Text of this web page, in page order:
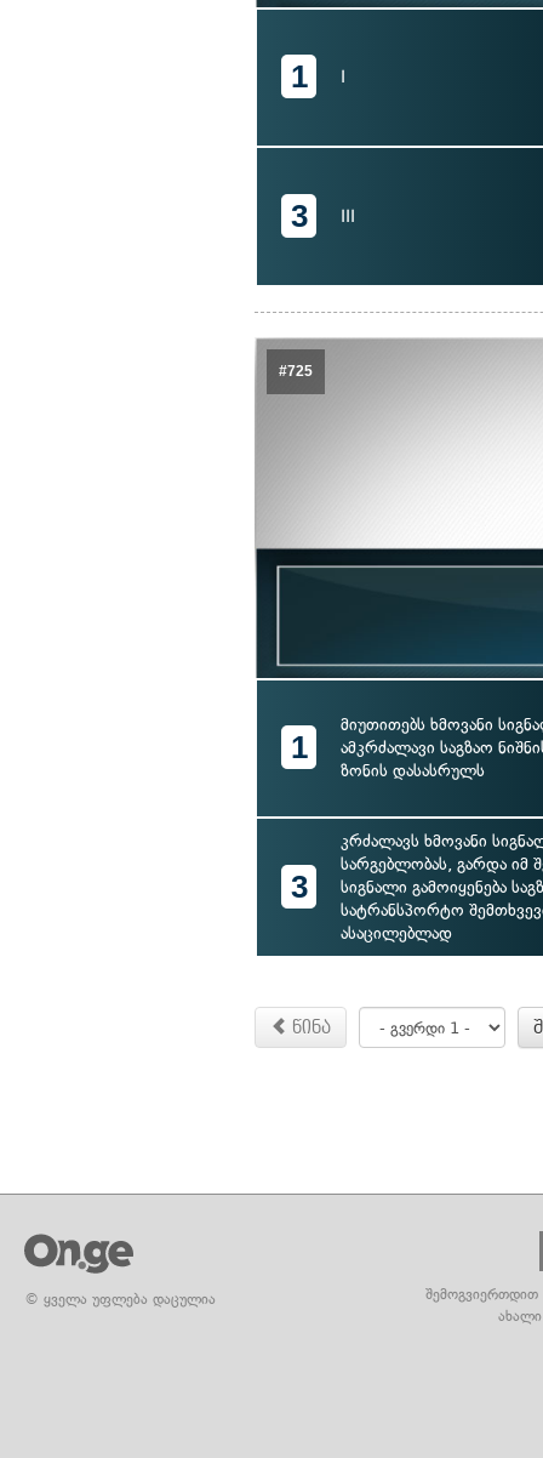
1 I
3 III
#725
1
მიუთითებს ხმოვანი
ამკრძალავი საგზაო
ზონის დასასრულს
3
კრძალავს ხმოვანი
სარგებლობას, გარდა იმ
სიგნალი გამოიყენება
სატრანსპორტო
ასაცილებლად
წინა
© ყველა უფლება დაცულია
შემოგვიერთდით
ახალი